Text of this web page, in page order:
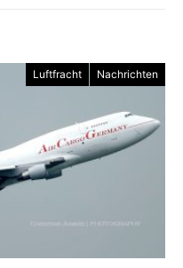
Luftfracht Nachrichten